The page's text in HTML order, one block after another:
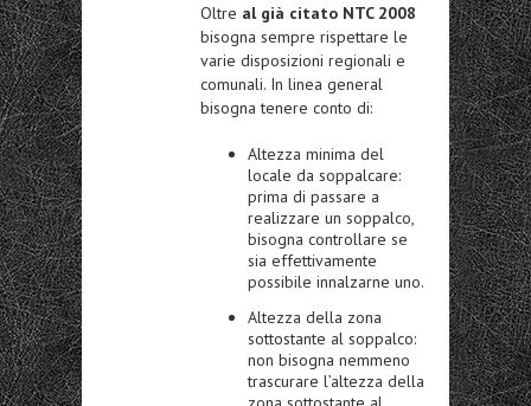
Oltre al già citato NTC 2008
bisogna sempre rispettare le
varie disposizioni regionali e
comunali. In linea general
bisogna tenere conto di:
Altezza minima del
locale da soppalcare:
prima di passare a
realizzare un soppalco,
bisogna controllare se
sia effettivamente
possibile innalzarne uno.
Altezza della zona
sottostante al soppalco:
non bisogna nemmeno
trascurare l’altezza della